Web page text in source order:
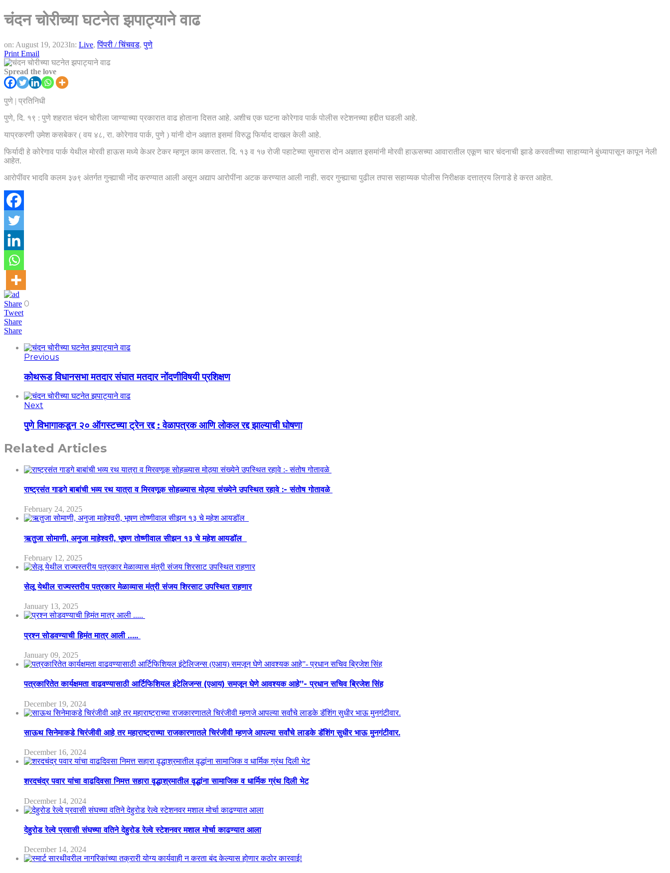
चंदन चोरीच्या घटनेत झपाट्याने वाढ
on: August 19, 2023In: Live,पिंपरी / चिंचवड,पुणे
Print Email
Spread the love
पुणे | प्रतिनिधी
पुणे, दि. १९ : पुणे शहरात चंदन चोरीला जाण्याच्या प्रकारात वाढ होताना दिसत आहे. अशीच एक घटना कोरेगाव पार्क पोलीस स्टेशनच्या हद्दीत घडली आहे.
याप्रकरणी उमेश कसबेकर ( वय ४८, रा. कोरेगाव पार्क, पुणे ) यांनी दोन अज्ञात इसमां विरुद्ध फिर्याद दाखल केली आहे.
फिर्यादी हे कोरेगाव पार्क येथील मोरवी हाऊस मध्ये केअर टेकर म्हणून काम करतात. दि. १३ व १७ रोजी पहाटेच्या सुमारास दोन अज्ञात इसमांनी मोरवी हाऊसच्या आवारातील एकूण चार चंदनाची झाडे करवतीच्या साहाय्याने बुंध्यापासून कापून नेली
आहेत.
आरोपींवर भादवि कलम ३७९ अंतर्गत गुन्ह्याची नोंद करण्यात आली असून अद्याप आरोपींना अटक करण्यात आली नाही. सदर गुन्ह्याचा पुढील तपास सहाय्यक पोलीस निरीक्षक दत्तात्रय लिगाडे हे करत आहेत.
Share 0
Tweet
Share
Share
Previous
कोथरूड विधानसभा मतदार संघात मतदार नोंदणीविषयी प्रशिक्षण
Next
पुणे विभागाकडून २० ऑगस्टच्या ट्रेन रद्द : वेळापत्रक आणि लोकल रद्द झाल्याची घोषणा
Related Articles
राष्ट्रसंत गाडगे बाबांची भव्य रथ यात्रा व मिरवणूक सोहळ्यास मोठ्या संख्येने उपस्थित रहावे :- संतोष गोतावळे
February 24, 2025
ऋतुजा सोमाणी, अनुजा माहेश्वरी, भूषण तोष्णीवाल सीझन १३ चे महेश आयडॉल
February 12, 2025
सेलू येथील राज्यस्तरीय पत्रकार मेळाव्यास मंत्री संजय शिरसाट उपस्थित राहणार
January 13, 2025
प्रश्न सोडवण्याची हिमंत मात्र आली …..
January 09, 2025
पत्रकारितेत कार्यक्षमता वाढवण्यासाठी आर्टिफिशियल इंटेलिजन्स (एआय) समजून घेणे आवश्यक आहे”- प्रधान सचिव ब्रिजेश सिंह
December 19, 2024
साऊथ सिनेमाकडे चिरंजीवी आहे तर महाराष्ट्राच्या राजकारणातले चिरंजीवी म्हणजे आपल्या सर्वांचे लाडके डॅशिंग सुधीर भाऊ मुनगंटीवार.
December 16, 2024
शरदचंद्र पवार यांचा वाढदिवसा निमत्त सहारा वृद्धाश्रमातील वृद्धांना सामाजिक व धार्मिक ग्रंथ दिली भेट
December 14, 2024
देहुरोड रेल्वे प्रवासी संघच्या वतिने देहुरोड रेल्वे स्टेशनवर मशाल मोर्चा काढण्यात आला
December 14, 2024